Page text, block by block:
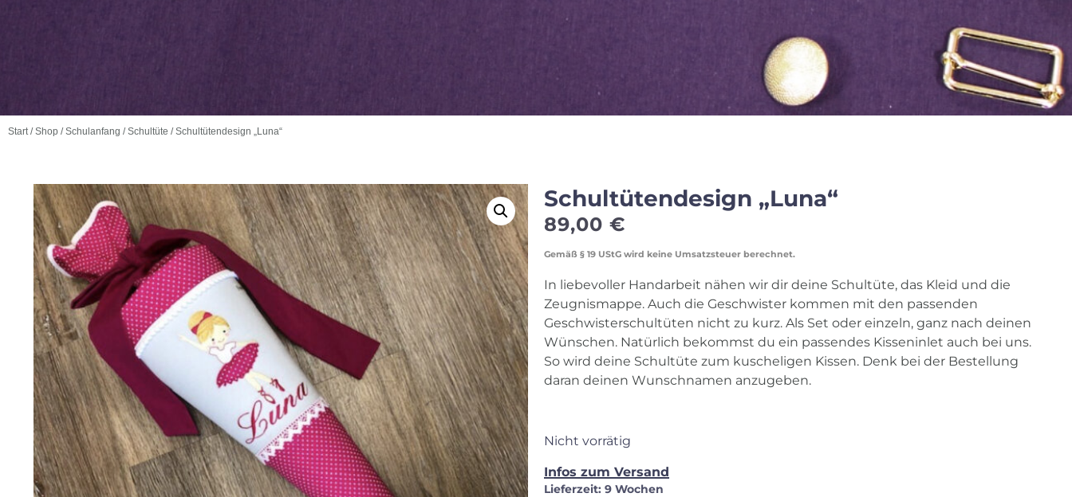
Start/Shop /Schulanfang /Schultüte / Schultütendesign „Luna“
Schultütendesign „Luna“
89,00 €
Gemäß § 19 UStG wird keine Umsatzsteuer berechnet.
In liebevoller Handarbeit nähen wir dir deine Schultüte, das Kleid und die
Zeugnismappe. Auch die Geschwister kommen mit den passenden
Geschwisterschultüten nicht zu kurz. Als Set oder einzeln, ganz nach deinen
Wünschen. Natürlich bekommst du ein passendes Kisseninlet auch bei uns.
So wird deine Schultüte zum kuscheligen Kissen. Denk bei der Bestellung
daran deinen Wunschnamen anzugeben.
Nicht vorrätig
Infos zum Versand
Lieferzeit: 9 Wochen